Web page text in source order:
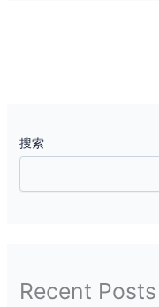
搜索
Recent Posts